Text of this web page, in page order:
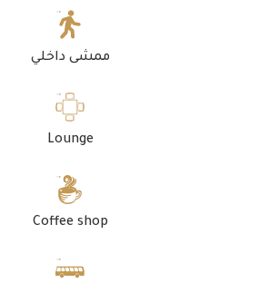
ممشى داخلي
Lounge
Coffee shop